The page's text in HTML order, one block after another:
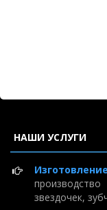
НАШИ УСЛУГИ
звездочек,